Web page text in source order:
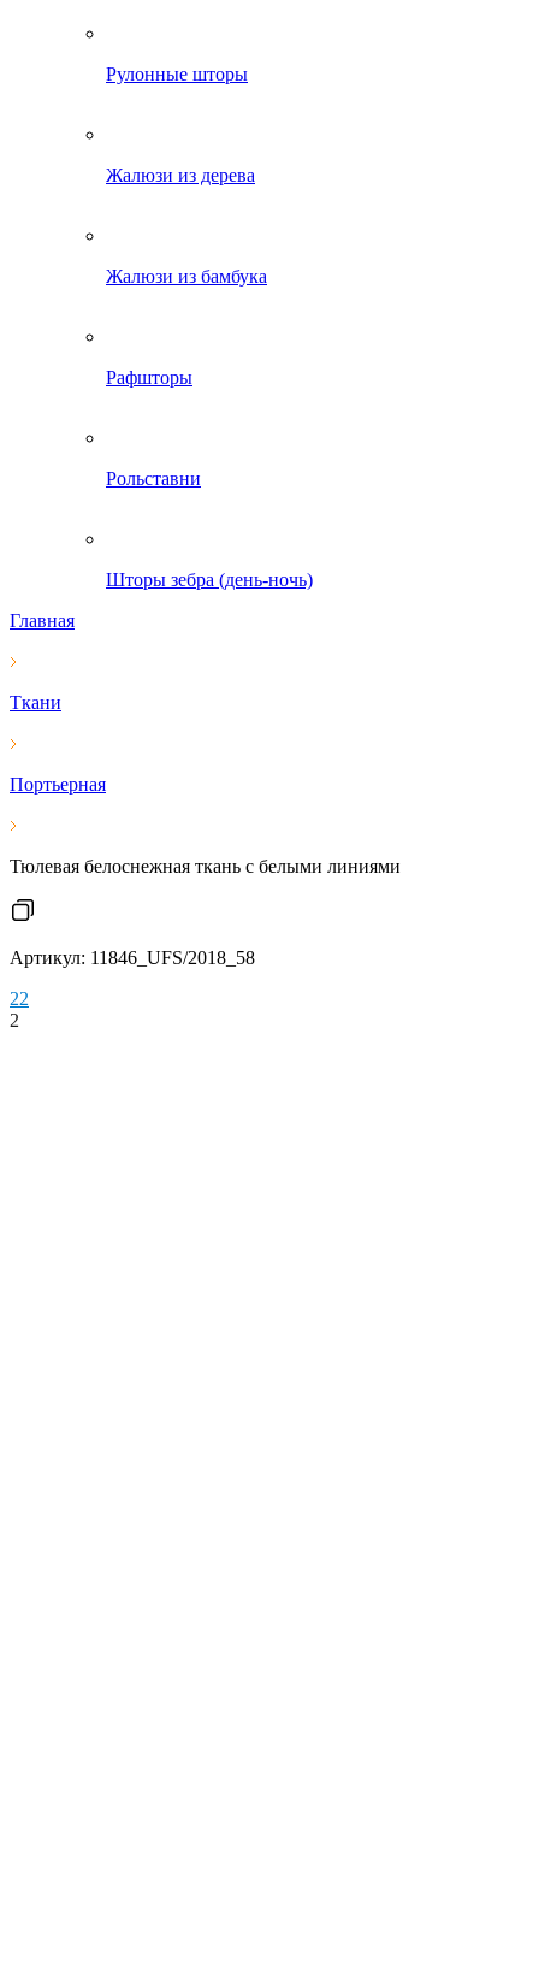
Рулонные шторы
Жалюзи из дерева
Жалюзи из бамбука
Рафшторы
Рольставни
Шторы зебра (день-ночь)
Главная
Ткани
Портьерная
Тюлевая белоснежная ткань с белыми линиями
Артикул: 11846_UFS/2018_58
22
2